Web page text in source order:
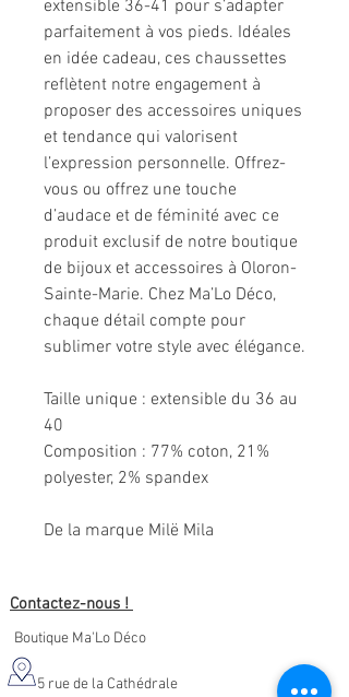
extensible 36-41 pour s’adapter
parfaitement à vos pieds. Idéales
en idée cadeau, ces chaussettes
reflètent notre engagement à
proposer des accessoires uniques
et tendance qui valorisent
l’expression personnelle. Offrez-
vous ou offrez une touche
d’audace et de féminité avec ce
produit exclusif de notre boutique
de bijoux et accessoires à Oloron-
Sainte-Marie. Chez Ma’Lo Déco,
chaque détail compte pour
sublimer votre style avec élégance.
Taille unique : extensible du 36 au
40
Composition : 77% coton, 21%
polyester, 2% spandex
De la marque Milë Mila
Contactez-nous !
Boutique Ma'Lo Déco
5 rue de la Cathédrale